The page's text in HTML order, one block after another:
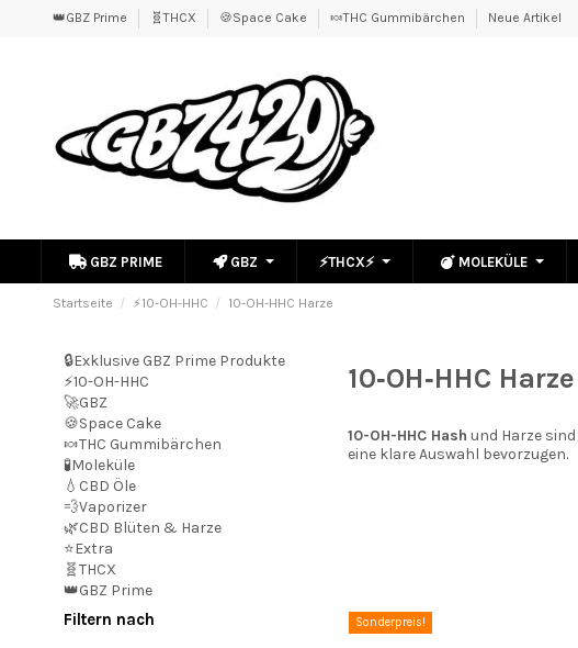
👑GBZ Prime 🧬THCX 🍪Space Cake 🍬THC Gummibärchen Neue Artikel
GBZ PRIME GBZ ⚡THCX⚡ MOLEKÜLE
Startseite ⚡10-OH-HHC 10-OH-HHC Harze
🔒Exklusive GBZ Prime Produkte
⚡10-OH-HHC
🚀GBZ
🍪Space Cake
🍬THC Gummibärchen
🧪Moleküle
💧CBD Öle
💨Vaporizer
🌿CBD Blüten & Harze
⭐Extra
🧬THCX
👑GBZ Prime
10‑OH‑HHC
10-OH-HHC Hash und Harze
eine klare Auswahl bevorzugen.
Filtern nach Sonderpreis!